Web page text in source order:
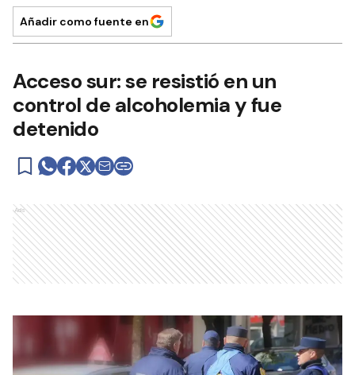
Añadir como fuente en
Acceso sur: se resistió en un
control de alcoholemia y fue
detenido
Ads